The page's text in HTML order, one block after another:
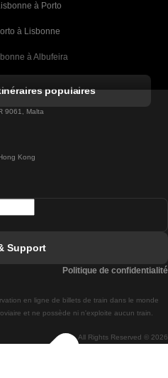
à Porto
à Lisbonne
à Albufeira
à Lagos
à Madrid
à Braga
à Lisbonne
populaires
9061, Malta
Kong
All Rights Reserved © 2026
en ligne de billets de train dans le monde
et ne possède ni n'exploite aucun train.
Support
Politique de confidentialité